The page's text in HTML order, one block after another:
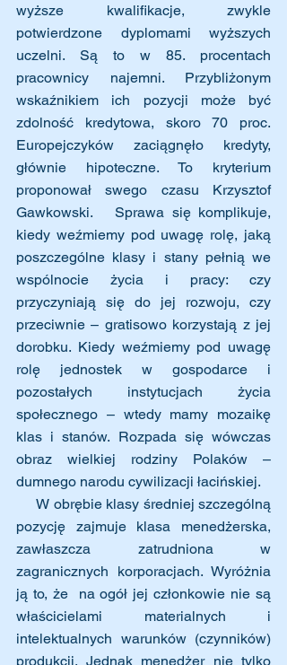
wyższe kwalifikacje, zwykle
potwierdzone dyplomami wyższych
uczelni. Są to w 85. procentach
pracownicy najemni. Przybliżonym
wskaźnikiem ich pozycji może być
zdolność kredytowa, skoro 70 proc.
Europejczyków zaciągnęło kredyty,
głównie hipoteczne. To kryterium
proponował swego czasu Krzysztof
Gawkowski.   Sprawa się komplikuje,
kiedy weźmiemy pod uwagę rolę, jaką
poszczególne klasy i stany pełnią we
wspólnocie życia i pracy: czy
przyczyniają się do jej rozwoju, czy
przeciwnie – gratisowo korzystają z jej
dorobku. Kiedy weźmiemy pod uwagę
rolę jednostek w gospodarce i
pozostałych instytucjach życia
społecznego – wtedy mamy mozaikę
klas i stanów. Rozpada się wówczas
obraz wielkiej rodziny Polaków –
dumnego narodu cywilizacji łacińskiej.
     W obrębie klasy średniej szczególną
pozycję zajmuje klasa menedżerska,
zawłaszcza zatrudniona w
zagranicznych korporacjach. Wyróżnia
ją to, że  na ogół jej członkowie nie są
właścicielami materialnych i
intelektualnych warunków (czynników)
produkcji. Jednak menedżer nie tylko